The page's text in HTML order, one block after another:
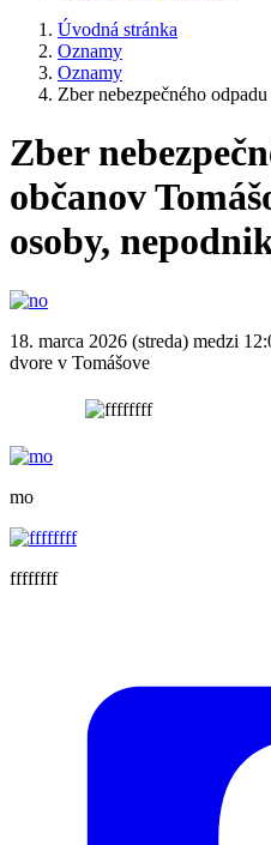
Úvodná stránka
Oznamy
Oznamy
Zber nebezpečného
Zber
občanov
osoby,
18. marca 2026 (streda) medzi
dvore v Tomášove
mo
ffffffff